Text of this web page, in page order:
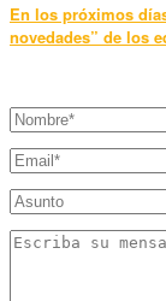
En los próximos
novedades” de los